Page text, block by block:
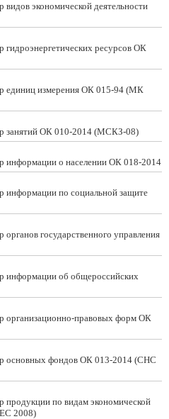
экономической деятельности
гидроэнергетических ресурсов ОК
единиц измерения ОК 015-94 (МК
занятий ОК 010-2014 (МСКЗ-08)
информации о населении ОК 018-2014
информации по социальной защите
государственного управления
информации об общероссийских
организационно-правовых форм ОК
основных фондов ОК 013-2014 (СНС
продукции по видам экономической
2008)